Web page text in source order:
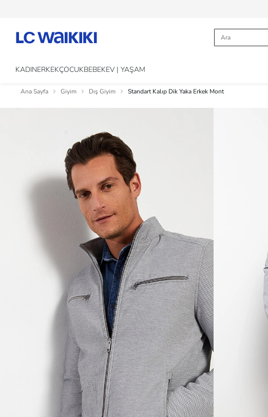
KADINERKEKÇOCUKBEBEKEV | YAŞAM
Ana Sayfa Giyim Dış Giyim Standart Kalıp Dik Yaka Erkek Mont